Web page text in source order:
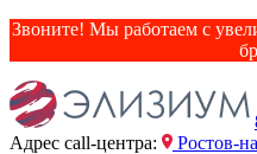
Звоните! Мы работаем с
Адрес сall-центра:
Ростов-